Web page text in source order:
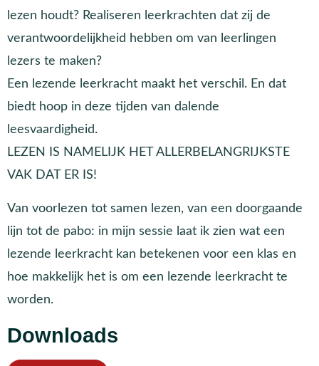
lezen houdt? Realiseren leerkrachten dat zij de
verantwoordelijkheid hebben om van leerlingen
lezers te maken?
Een lezende leerkracht maakt het verschil. En dat
biedt hoop in deze tijden van dalende
leesvaardigheid.
LEZEN IS NAMELIJK HET ALLERBELANGRIJKSTE
VAK DAT ER IS!
Van voorlezen tot samen lezen, van een doorgaande
lijn tot de pabo: in mijn sessie laat ik zien wat een
lezende leerkracht kan betekenen voor een klas en
hoe makkelijk het is om een lezende leerkracht te
worden.
Downloads